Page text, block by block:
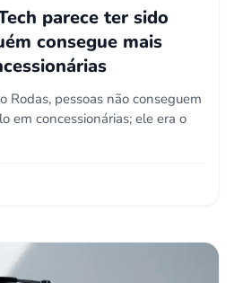
parece ter sido
consegue mais
Rodas, pessoas não conseguem
em concessionárias; ele era o